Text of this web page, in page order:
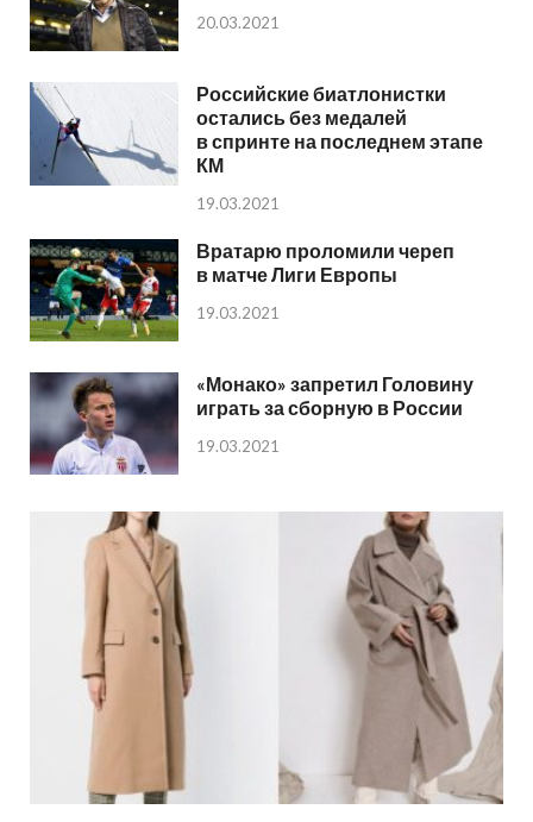
20.03.2021
Российские биатлонистки
остались без медалей
в спринте на последнем этапе
КМ
19.03.2021
Вратарю проломили череп
в матче Лиги Европы
19.03.2021
«Монако» запретил Головину
играть за сборную в России
19.03.2021